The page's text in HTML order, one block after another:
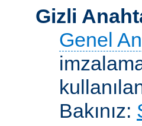
Gizli
Genel
Bakınız: